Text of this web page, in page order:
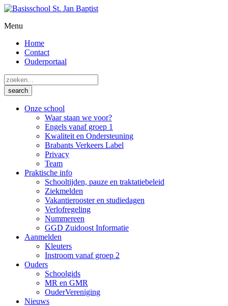
Menu
Home
Contact
Ouderportaal
Onze school
Waar staan we voor?
Engels vanaf groep 1
Kwaliteit en Ondersteuning
Brabants Verkeers Label
Privacy
Team
Praktische info
Schooltijden, pauze en traktatiebeleid
Ziekmelden
Vakantierooster en studiedagen
Verlofregeling
Nummereen
GGD Zuidoost Informatie
Aanmelden
Kleuters
Instroom vanaf groep 2
Ouders
Schoolgids
MR en GMR
OuderVereniging
Nieuws